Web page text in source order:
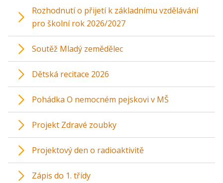
Rozhodnutí o přijetí k základnímu vzdělávání
pro školní rok 2026/2027
Soutěž Mladý zemědělec
Dětská recitace 2026
Pohádka O nemocném pejskovi v MŠ
Projekt Zdravé zoubky
Projektový den o radioaktivitě
Zápis do 1. třídy